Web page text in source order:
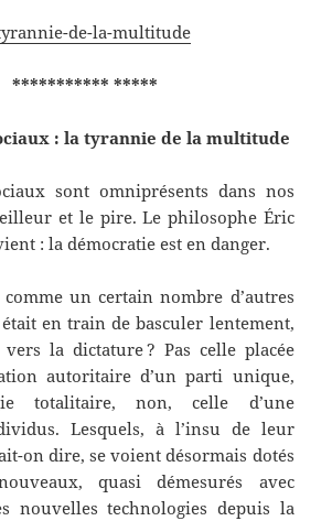
de-la-multitude
*********** *****
: la tyrannie de la multitude
sont omniprésents dans nos
et le pire. Le philosophe Éric
: la démocratie est en danger.
un certain nombre d’autres
en train de basculer lentement,
la dictature ? Pas celle placée
autoritaire d’un parti unique,
totalitaire, non, celle d’une
Lesquels, à l’insu de leur
on dire, se voient désormais dotés
quasi démesurés avec
nouvelles technologies depuis la